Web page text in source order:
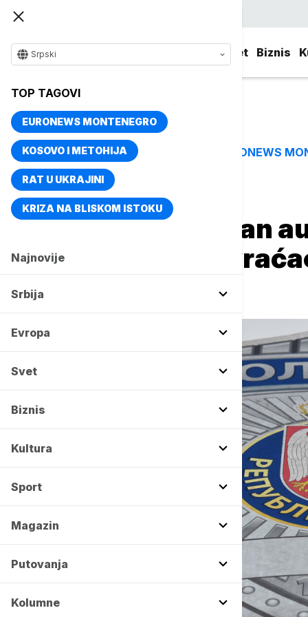
Svet Biznis
Srpski
TOP TAGOVI
EURONEWS MONTENEGRO
KOSOVO I METOHIJA
RAT U UKRAJINI
KRIZA NA BLISKOM ISTOKU
Najnovije
Srbija
Evropa
Svet
Biznis
Kultura
Sport
Magazin
Putovanja
Kolumne
TOP TAGOVI EURONEWS
Naslovna Srbija
MUP: Kamenovan
Srpske koji se
Mitrovici